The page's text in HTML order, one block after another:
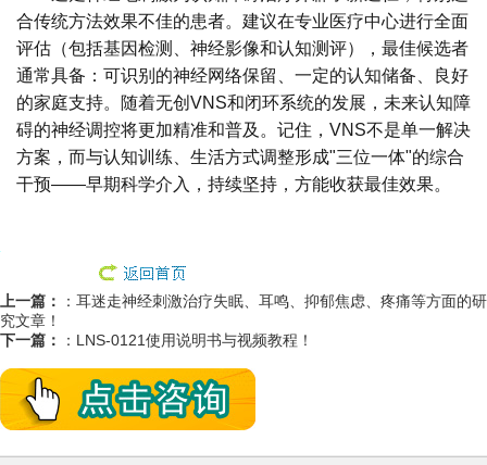
合传统方法效果不佳的患者。建议在专业医疗中心进行全面
评估（包括基因检测、神经影像和认知测评），最佳候选者
通常具备：可识别的神经网络保留、一定的认知储备、良好
的家庭支持。随着无创VNS和闭环系统的发展，未来认知障
碍的神经调控将更加精准和普及。记住，VNS不是单一解决
方案，而与认知训练、生活方式调整形成"三位一体"的综合
干预——早期科学介入，持续坚持，方能收获最佳效果。
上一篇： ： 耳迷走神经刺激治疗失眠、耳鸣、抑郁焦虑、疼痛等方面的研
究文章！
下一篇：
： LNS-0121使用说明书与视频教程！